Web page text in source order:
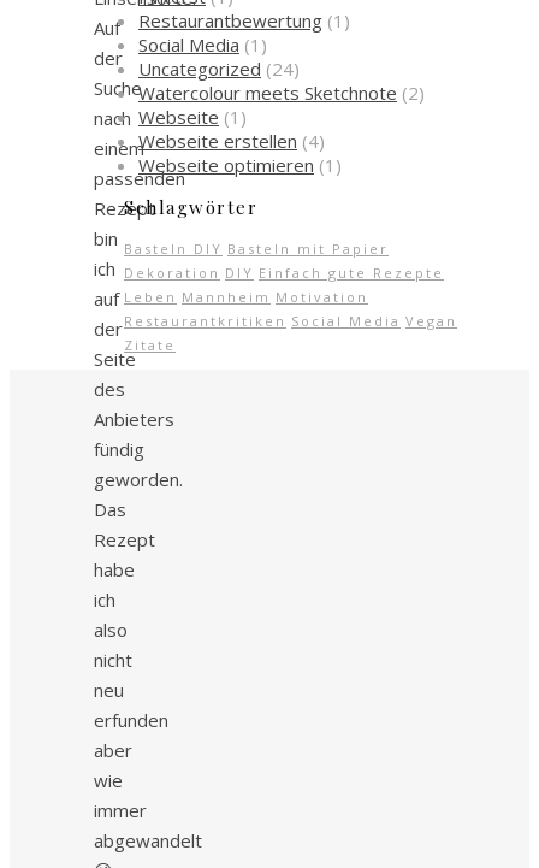
Auf
der
Suche
nach
einem
passenden
Rezept
bin
ich
auf
der
Seite
des
Anbieters
fündig
geworden.
Das
Rezept
habe
ich
also
nicht
neu
erfunden
aber
wie
immer
abgewandelt
Restaurantbewertung (1)
Social Media (1)
Uncategorized (24)
Watercolour meets Sketchnote (2)
Webseite (1)
Webseite erstellen (4)
Webseite optimieren (1)
Schlagwörter
Basteln DIY Basteln mit Papier
Dekoration DIY Einfach gute Rezepte
Leben Mannheim Motivation
Restaurantkritiken Social Media Vegan
Zitate